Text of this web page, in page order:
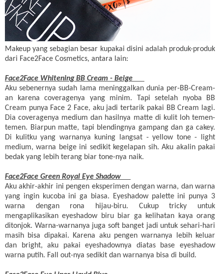
Makeup yang sebagian besar kupakai disini adalah produk-produk
dari Face2Face Cosmetics, antara lain:
Face2Face Whitening BB Cream - Beige
Akusebenernya sudah lama meninggalkan dunia per-BB-Cream-
an
karena coveragenya yang minim. Tapi setelah nyoba BB
Cream punya Face 2 Face, akujadi tertarik pakai BB Cream lagi.
Dia coveragenya medium dan hasilnya matte di kulit loh temen-
temen. Biarpun matte, tapi blendingnya gampang dan ga cakey.
Di
kulitkuyang warnanya kuning langsat - yellow tone -
light
medium,warna beige ini sedikit kegelapan sih. Aku akalin pakai
bedak yang lebih terang biar tone-nya naik.
Face2Face Green Royal Eye Shadow
Aku akhir-akhir ini pengen eksperimen dengan warna, dan warna
yang ingin kucoba ini ga biasa. Eyeshadow palette ini punya 3
warna
dengan rona hijau-biru. Cukup tricky untuk
mengaplikasikan eyeshadow biru biar ga kelihatan kaya orang
ditonjok. Warna-warnanya juga soft banget jadi untuk sehari-hari
masih bisa dipakai. Karena aku pengen warnanya lebih keluar
dan bright, aku pakai eyeshadownya diatas base eyeshadow
warna putih. Fall out-nya sedikit dan warnanya bisa di build.